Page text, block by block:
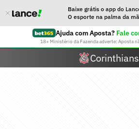
Baixe grátis o app do
O esporte na palma da
Ajuda com Aposta? Fale
18+ Ministério da Fazenda adverte: Aposta
Corinthians